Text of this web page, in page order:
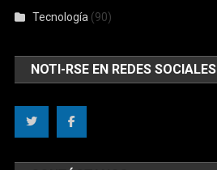
Tecnología (90)
NOTI-RSE EN REDES SOCIALES